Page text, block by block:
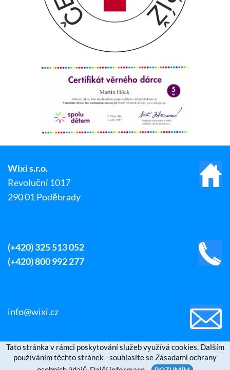
Wixi s.r.o.
Revoluční 1017
290 01 Poděbrady
(+420) 325 513 052
(+420) 800 992 277
info@wixi.cz
Tato stránka v rámci poskytování služeb využívá cookies. Dalším
používáním těchto stránek - souhlasíte se Zásadami ochrany